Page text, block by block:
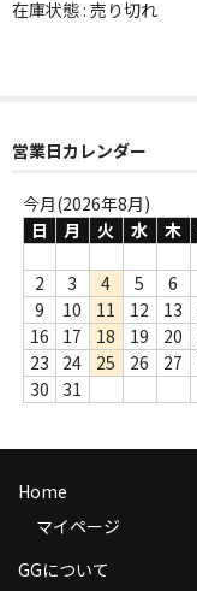
その他
Webのみ no.2
Webのみ no.3
Webのみ no.4
売り切れ
商品の発送
お支払い方法
在庫状態 : 売り切れ
営業日カレンダー
今月(2026年8月)
日
月 火 水 木
2
3 4 5 6
9
10 11 12 13
16
17 18 19 20
23
24 25 26 27
30
31
Home
マイページ
GGについて